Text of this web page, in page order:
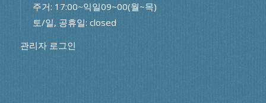
주거: 17:00~익일09~00(월~목)
토/일, 공휴일: closed
관리자 로그인